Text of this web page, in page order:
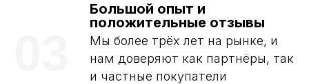
Большой опыт и
положительные отзывы
Мы более трёх лет на рынке, и
нам доверяют как партнёры, так
и частные покупатели